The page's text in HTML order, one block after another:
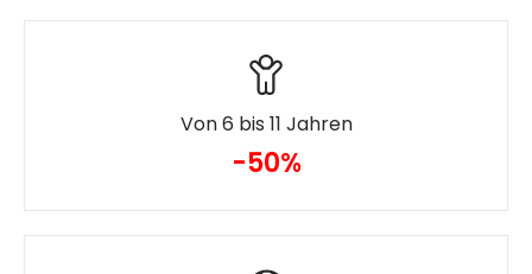
Von 6 bis 11 Jahren
-50%